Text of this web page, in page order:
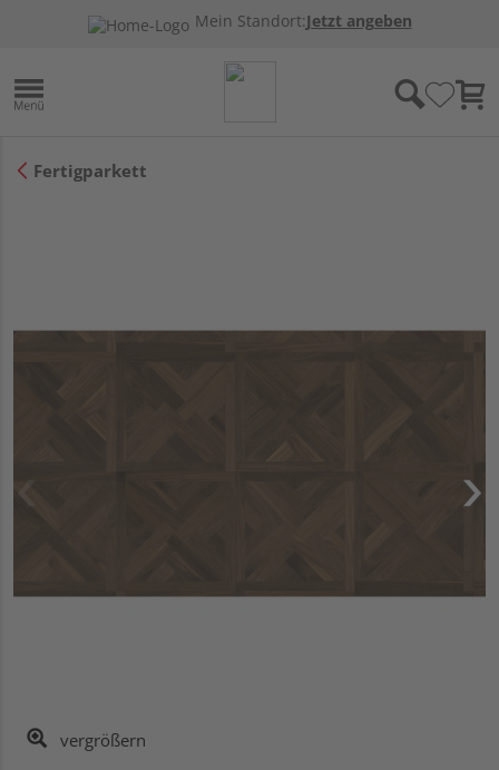
Mein Standort:Jetzt angeben
Fertigparkett
vergrößern